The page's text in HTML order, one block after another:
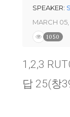
SPEAKER:
MARCH
1050
1,2,3
답 25(창